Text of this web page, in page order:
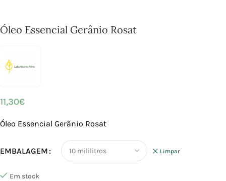
Óleo Essencial Gerânio Rosat
11,30€
Óleo Essencial Gerânio Rosat
EMBALAGEM Limpar
Em stock